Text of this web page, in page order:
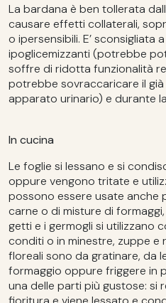
La bardana è ben tollerata
causare effetti collaterali,
o ipersensibili. E’ sconsigliata
ipoglicemizzanti (potrebbe
soffre di ridotta funzionalità
potrebbe sovraccaricare il
apparato urinario) e durante
In cucina
Le foglie si lessano e si
oppure vengono tritate e
possono essere usate anche
carne o di misture di
getti e i germogli si utilizzano
conditi o in minestre, zuppe e
floreali sono da gratinare, da
formaggio oppure friggere in
una delle parti più gustose: si